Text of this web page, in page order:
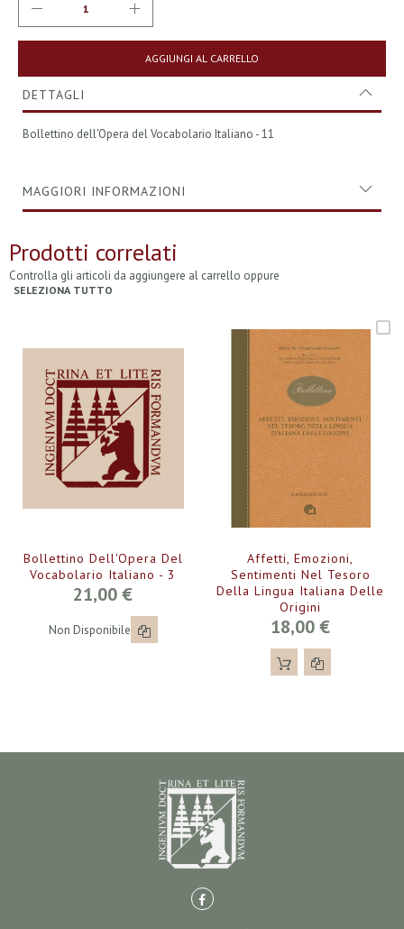
AGGIUNGI AL CARRELLO
DETTAGLI
Bollettino dell'Opera del Vocabolario Italiano - 11
MAGGIORI INFORMAZIONI
Prodotti correlati
Controlla gli articoli da aggiungere al carrello oppure
SELEZIONA TUTTO
Bollettino Dell'Opera Del
Vocabolario Italiano - 3
21,00 €
Non Disponibile
Affetti, Emozioni,
Sentimenti Nel Tesoro
Della Lingua Italiana Delle
Origini
18,00 €